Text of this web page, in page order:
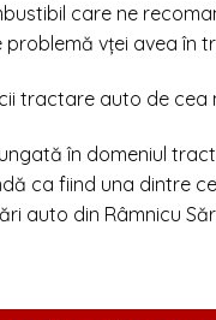
care ne
vței avea în
tractare auto de cea
în domeniul
ca fiind una dintre
auto din Râmnicu